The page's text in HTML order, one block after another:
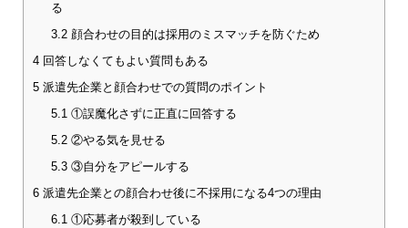
る
3.2顔合わせの目的は採用のミスマッチを防ぐため
4回答しなくてもよい質問もある
5派遣先企業と顔合わせでの質問のポイント
5.1①誤魔化さずに正直に回答する
5.2②やる気を見せる
5.3③自分をアピールする
6派遣先企業との顔合わせ後に不採用になる4つの理由
6.1①応募者が殺到している